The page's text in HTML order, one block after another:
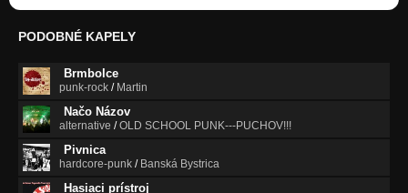
PODOBNÉ KAPELY
Brmbolce
punk-rock / Martin
Načo Názov
alternative /OLD SCHOOL PUNK---PUCHOV!!!
Pivnica
hardcore-punk / Banská Bystrica
Hasiaci prístroj